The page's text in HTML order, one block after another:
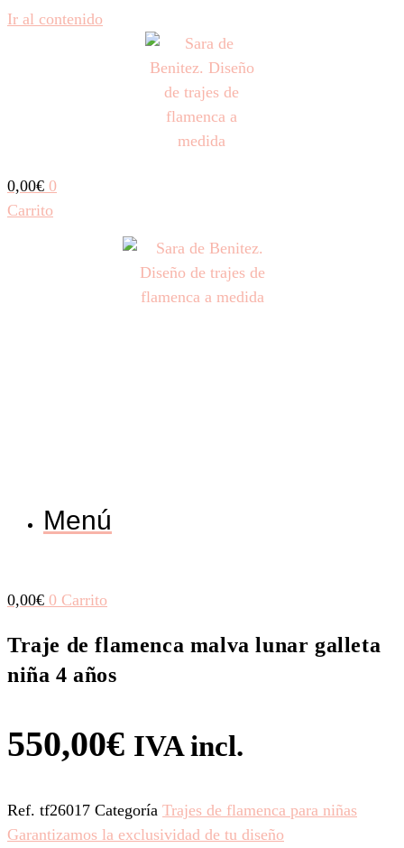
Ir al contenido
0,00€ 0
Carrito
Menú
0,00€ 0 Carrito
Traje de flamenca malva lunar galleta
niña 4 años
550,00€ IVA incl.
Ref. tf26017 Categoría Trajes de flamenca para niñas
Garantizamos la exclusividad de tu diseño